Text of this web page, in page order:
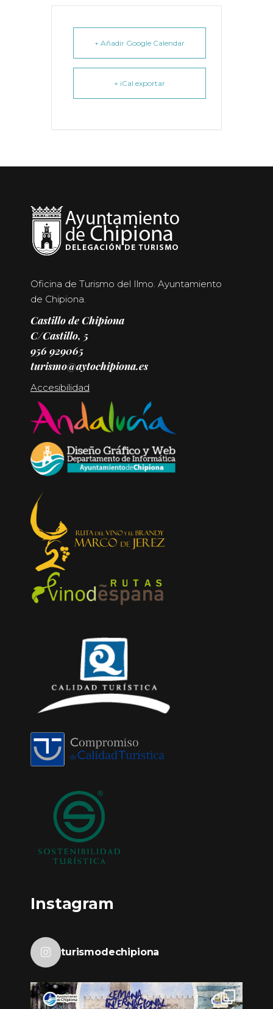
+ Añadir Google Calendar
+ iCal exportar
Oficina de Turismo del Ilmo. Ayuntamiento
de Chipiona.
Castillo de Chipiona
C/Castillo, 5
956 929065
turismo@aytochipiona.es
Accesibilidad
Instagram
turismodechipiona